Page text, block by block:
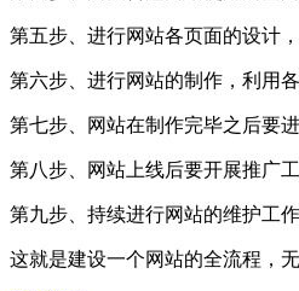
第五步、进行网站各页面的设计
第六步、进行网站的制作，利用
第七步、网站在制作完毕之后要
第八步、网站上线后要开展推广
第九步、持续进行网站的维护工
这就是建设一个网站的全流程，